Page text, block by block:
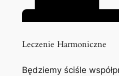
Leczenie Harmoniczne
Będziemy ściśle